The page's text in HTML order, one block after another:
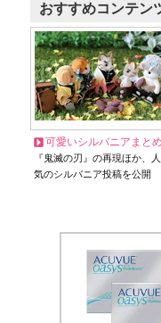
おすすめコンテン
可愛いシルバニアまとめ
『鬼滅の刃』の再現ほか、人
気のシルバニア投稿を公開